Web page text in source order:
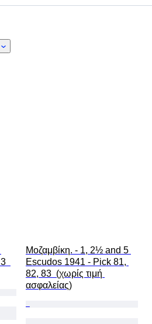
Μοζαμβίκη. - 1, 2½ and 5
Escudos 1941 - Pick 81,
82, 83  (χωρίς τιμή
ασφαλείας)